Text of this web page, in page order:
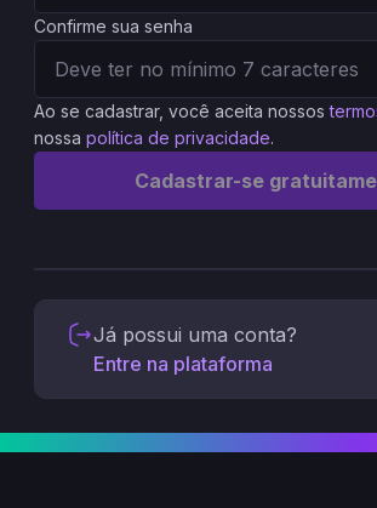
Confirme sua senha
Ao se cadastrar, você aceita nossos
nossa política de privacidade.
Cadastrar-se
Já possui uma conta?
Entre na plataforma